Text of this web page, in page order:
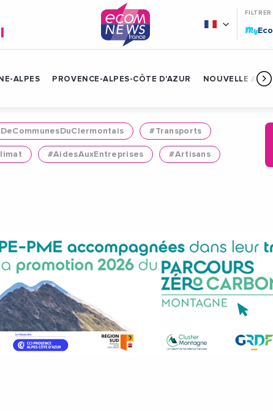
My
ALPES PROVENCE-ALPES-CÔTE D'AZUR NOUVELLE
#Transports
#AidesAuxEntreprises #Artisans